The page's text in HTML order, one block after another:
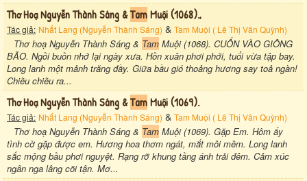
Thơ Hoạ Nguyễn Thành Sáng &TamMuội (1068).,
Tác giả: Nhất Lang (Nguyễn Thành Sáng) & Tam Muội ( Lê Thị Vân Quỳnh)
Thơ hoạ Nguyễn Thành Sáng & Tam Muội (1068). CUỐN VÀO GIÔNG
BÃO. Ngồi buồn nhớ lại ngày xưa. Hồn xuân phơi phới, tuổi vừa tập bay.
Long lanh một mảnh trăng đầy. Giữa bầu gió thoảng hương say toả ngàn!
Chiều chiều ra...
Thơ Hoạ Nguyễn Thành Sáng &TamMuội (1069).
Tác giả: Nhất Lang (Nguyễn Thành Sáng) & Tam Muội ( Lê Thị Vân Quỳnh)
Thơ hoạ Nguyễn Thành Sáng & Tam Muội (1069). Gặp Em. Hôm ấy
tình cờ gặp được em. Hương hoa thơm ngát, mắt môi mềm. Long lanh
sắc mộng bầu phơi nguyệt. Rạng rỡ khung tầng ánh trải đêm. Cảm xúc
ngân nga lâng cõi tận. Mơ...